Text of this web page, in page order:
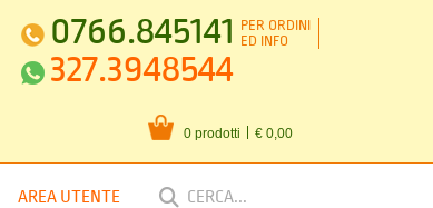
0766.845141
327.3948544
PER ORDINI
ED INFO
0 prodotti € 0,00
AREA UTENTE